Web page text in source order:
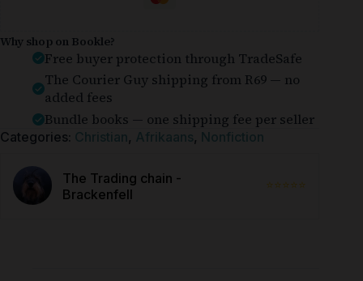
Why shop on Bookle?
Free buyer protection through TradeSafe
The Courier Guy shipping from R69 — no
added fees
Bundle books — one shipping fee per seller
Categories: Christian, Afrikaans, Nonfiction
The Trading chain -
Brackenfell
⭐⭐⭐⭐⭐